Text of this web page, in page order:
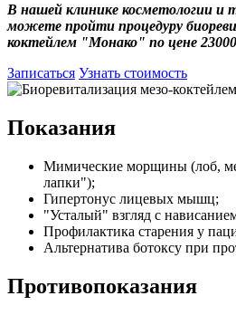
В нашей клинике косметологии и
можете пройти процедуру
коктейлем "Монако" по цене
Записаться Узнать стоимость
Показания
Мимические морщины (лоб,
лапки");
Гипертонус лицевых мышц;
"Усталый" взгляд с
Профилактика старения у
Альтернатива ботоксу при
Противопоказания